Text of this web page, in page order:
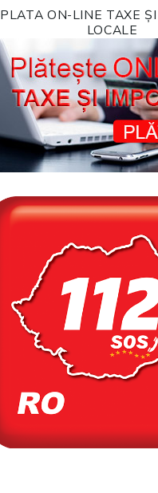
PLATA ON-LINE TAXE
LOCALE